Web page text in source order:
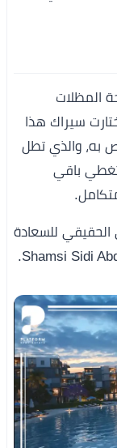
المظلات
سيراك هذا
به، والذي تطل
تغطي باقي
للسعادة